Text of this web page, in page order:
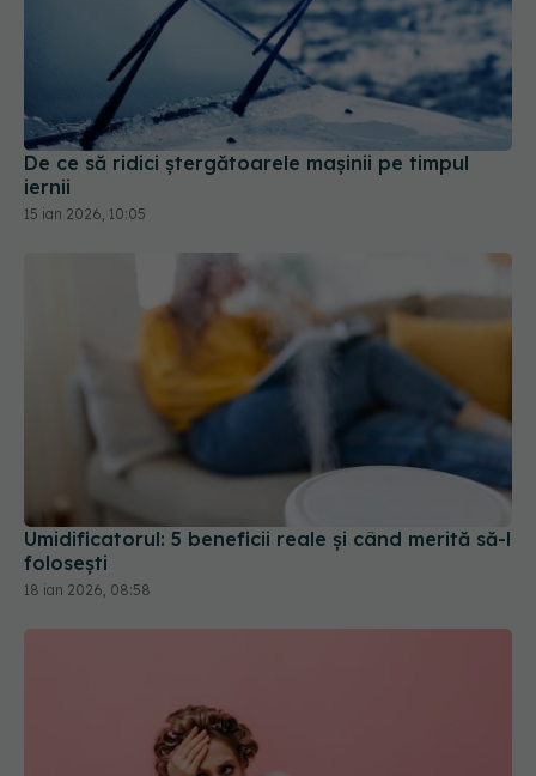
De ce să ridici ștergătoarele mașinii pe timpul
iernii
15 ian 2026, 10:05
Umidificatorul: 5 beneficii reale și când merită să-l
folosești
18 ian 2026, 08:58